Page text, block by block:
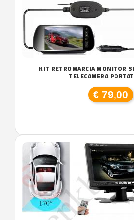
KIT RETROMARCIA MONITOR
TELECAMERA
€ 79,00